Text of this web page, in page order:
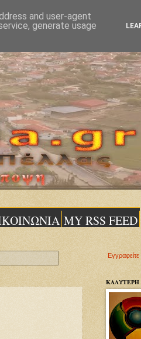
MY RSS FEED
ΚΑΛΥΤΕΡΗ
and user-agent
generate usage